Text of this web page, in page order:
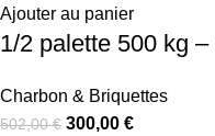
Ajouter au panier
1/2 palette 500 kg
Charbon & Briquettes
502,00€ 300,00 €